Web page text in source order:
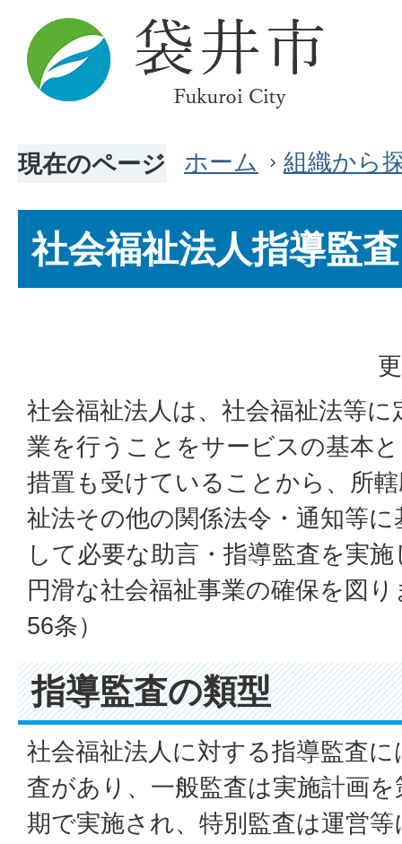
現在のページ ホーム 組織から
社会福祉法人指導監
社会福祉法人は、社会福祉法等
業を行うことをサービスの基本
措置も受けていることから、所
祉法その他の関係法令・通知等
して必要な助言・指導監査を実
円滑な社会福祉事業の確保を図
56条）
指導監査の類型
社会福祉法人に対する指導監査
査があり、一般監査は実施計画
期で実施され、特別監査は運営